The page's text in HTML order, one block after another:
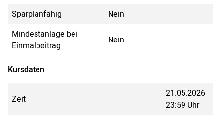
Sparplanfähig
Nein
Mindestanlage bei
Einmalbeitrag
Nein
Kursdaten
Zeit
21.05.2026
23:59 Uhr